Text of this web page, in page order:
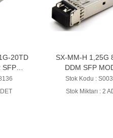
20TD
SFP
SX-MM-H 1,25G
DDM SFP
Stok Kodu :
Stok Miktarı : 2